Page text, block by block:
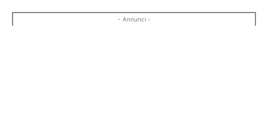
- Annunci -